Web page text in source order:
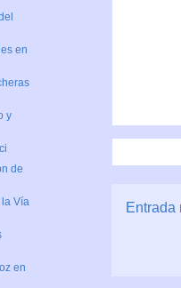
Entrada
en
y
de
Vía
en